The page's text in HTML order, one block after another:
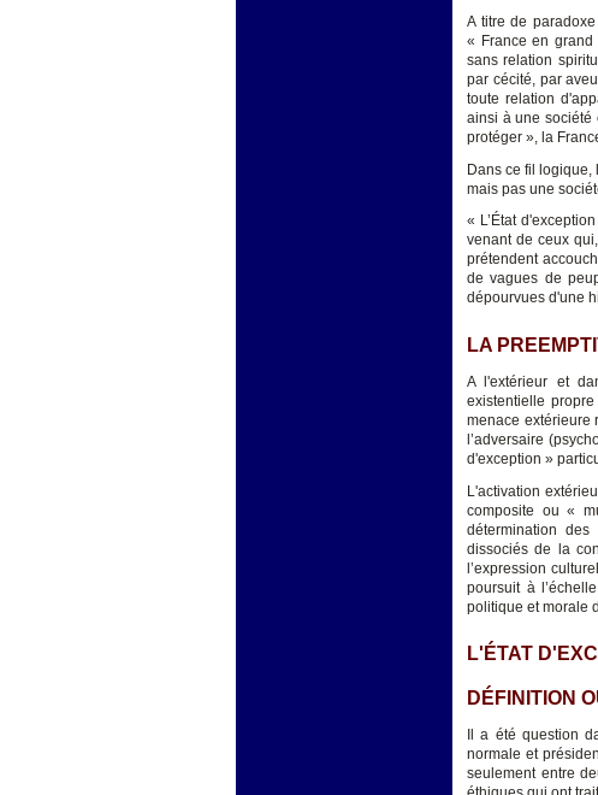
A titre de
« France en
sans relation
par cécité, par
toute relation
ainsi à une société
protéger », la
Dans ce fil logique,
mais pas une
« L’État
venant de ceux
prétendent
de vagues de
dépourvues d'une
LA
A l'extérieur et
existentielle
menace extérieure
l’adversaire
d'exception »
L'activation
composite ou «
détermination
dissociés de la
l’expression
poursuit à
politique et morale
L'ÉTAT
DÉFINITION
Il a été question
normale et
seulement entre